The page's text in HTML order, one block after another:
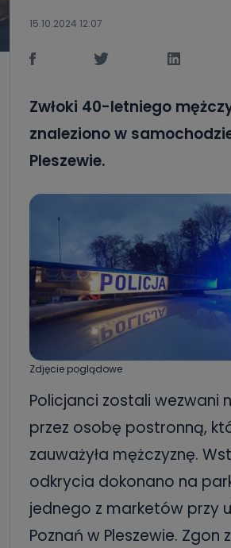
15.10.2024 12:07
Zwłoki 40-letniego
znaleziono w
Pleszewie.
Zdjęcie poglądowe
Policjanci zostali wezwani
przez osobę postronną,
zauważyła mężczyznę.
odkrycia dokonano na
jednego z marketów przy
Poznań w Pleszewie. Zgon